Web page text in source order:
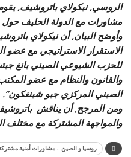
الروسي, نيكولاي باتروشيف,
مشاورات مع الدولة الحليف
وأوضح البيان, أن نيكولاي
الاستقرار الاستراتيجي مع عضو
للحزب الشيوعي الصيني يانغ
والقانون والنظام مع عضو
الصيني المركزي جيو شينغكون”.
ومن المرجح, أن يناقش باتروشيف
والمواجهة المشتركة مع مختلف
روسيا و الصين .. مشاورات أمنية مشتركة